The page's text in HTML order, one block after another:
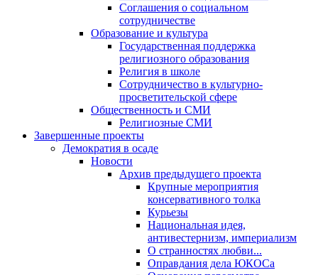
Соглашения о социальном
сотрудничестве
Образование и культура
Государственная поддержка
религиозного образования
Религия в школе
Сотрудничество в культурно-
просветительской сфере
Общественность и СМИ
Религиозные СМИ
Завершенные проекты
Демократия в осаде
Новости
Архив предыдущего проекта
Крупные мероприятия
консервативного толка
Курьезы
Национальная идея,
антивестернизм, империализм
О странностях любви...
Оправдания дела ЮКОСа